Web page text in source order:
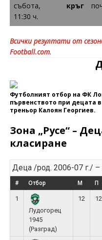
събота,
11:30 ч.
кръг
Всички резултати от
Football.com.
Футболният отбор на ФК
първенството при децата в
треньор Калоян Георгиев.
Зона „Русе“ –
класиране
Деца /род. 2006-07 г./ –
# Отбор М П
1
Лудогорец
1945
(Разград)
12 12